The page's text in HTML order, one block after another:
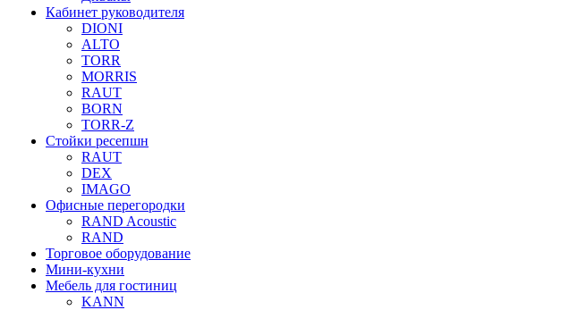
Кабинет руководителя
DIONI
ALTO
TORR
MORRIS
RAUT
BORN
TORR-Z
Стойки ресепшн
RAUT
DEX
IMAGO
Офисные перегородки
RAND Acoustic
RAND
Торговое оборудование
Мини-кухни
Мебель для гостиниц
KANN